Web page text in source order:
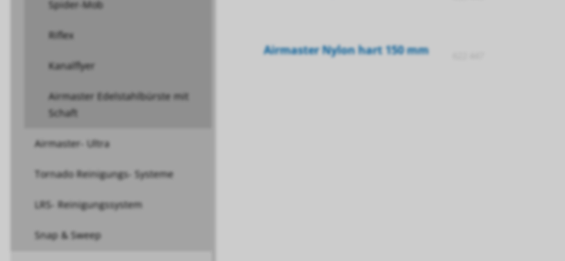
Spider-Mob
Riflex
Kanalflyer
Airmaster Edelstahlbürste mit
Schaft
Airmaster- Ultra
Tornado Reinigungs- Systeme
LRS- Reinigungssystem
Snap & Sweep
Airmaster Nylon hart 150 mm